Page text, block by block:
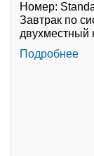
Номер:
Завтрак по
двухместный
Подробнее